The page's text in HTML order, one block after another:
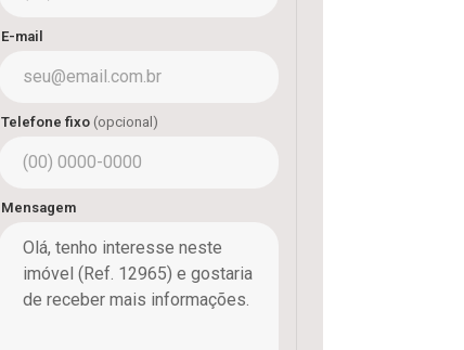
E-mail
Telefone fixo (opcional)
Mensagem